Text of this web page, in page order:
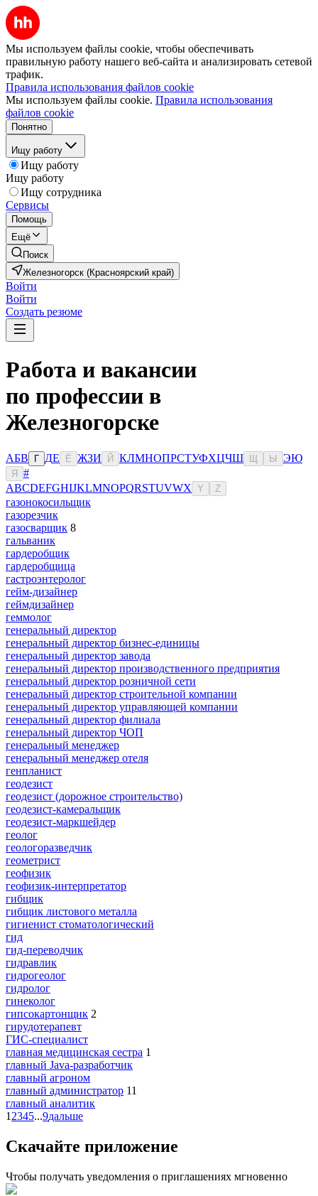
Мы используем файлы cookie, чтобы обеспечивать
правильную работу нашего веб-сайта и анализировать сетевой
трафик.
Правила использования файлов cookie
Мы используем файлы cookie. Правила использования
файлов cookie
Понятно
Ищу работу
Ищу работу
Ищу работу
Ищу сотрудника
Сервисы
Помощь
Ещё
Поиск
Железногорск (Красноярский край)
Войти
Войти
Создать резюме
Работа и вакансии
по профессии в
Железногорске
АБВ Г ДЕ Ё ЖЗИ Й КЛМНОПРСТУФХЦЧШ Ы ЭЮ
Я
#
ABCDEFGHIJKLMNOPQRSTUVWX Y Z
газонокосильщик
газорезчик
газосварщик 8
гальваник
гардеробщик
гардеробщица
гастроэнтеролог
гейм-дизайнер
геймдизайнер
геммолог
генеральный директор
генеральный директор бизнес-единицы
генеральный директор завода
генеральный директор производственного предприятия
генеральный директор розничной сети
генеральный директор строительной компании
генеральный директор управляющей компании
генеральный директор филиала
генеральный директор ЧОП
генеральный менеджер
генеральный менеджер отеля
генпланист
геодезист
геодезист (дорожное строительство)
геодезист-камеральщик
геодезист-маркшейдер
геолог
геологоразведчик
геометрист
геофизик
геофизик-интерпретатор
гибщик
гибщик листового металла
гигиенист стоматологический
гид
гид-переводчик
гидравлик
гидрогеолог
гидролог
гинеколог
гипсокартонщик 2
гирудотерапевт
ГИС-специалист
главная медицинская сестра 1
главный Java-разработчик
главный агроном
главный администратор 11
главный аналитик
1 2345...9дальше
Скачайте приложение
Чтобы получать уведомления о приглашениях мгновенно